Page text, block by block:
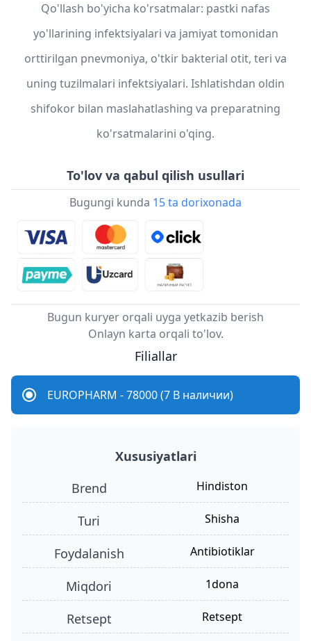
Qo'llash bo'yicha ko'rsatmalar: pastki nafas
yo'llarining infektsiyalari va jamiyat tomonidan
orttirilgan pnevmoniya, o'tkir bakterial otit, teri va
uning tuzilmalari infektsiyalari. Ishlatishdan oldin
shifokor bilan maslahatlashing va preparatning
ko'rsatmalarini o'qing.
To'lov va qabul qilish usullari
Bugungi kunda 15 ta dorixonada
Bugun kuryer orqali uyga yetkazib berish
Onlayn karta orqali to'lov.
Filiallar
EUROPHARM - 78000 (7 В наличии)
Xususiyatlari
Brend
Hindiston
turi shisha
foydalanish antibiotiklar
miqdori 1dona
retsept retsept